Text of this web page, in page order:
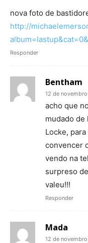
nova foto de
http://
Responder
Bentham
12 de
acho que
mudado de
Locke,
convencer
vendo na
surpreso
valeu!!!
Responder
Mada
12 de